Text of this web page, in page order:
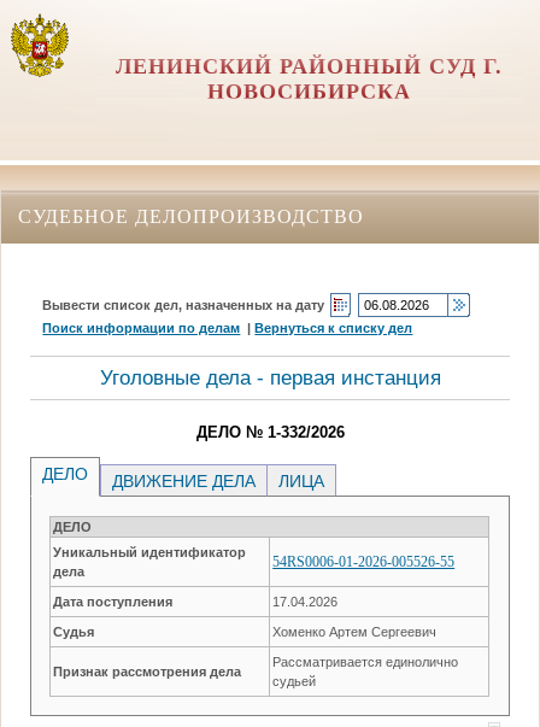
ЛЕНИНСКИЙ РАЙОННЫЙ СУД Г.
НОВОСИБИРСКА
СУДЕБНОЕ ДЕЛОПРОИЗВОДСТВО
Вывести список дел, назначенных на дату
Поиск информации по делам |Вернуться к списку дел
Уголовные дела - первая инстанция
ДЕЛО № 1-332/2026
ДЕЛО ДВИЖЕНИЕ ДЕЛА ЛИЦА
ДЕЛО
Уникальный идентификатор
дела
54RS0006-01-2026-005526-55
Дата поступления 17.04.2026
Судья Хоменко Артем Сергеевич
Признак рассмотрения дела
Рассматривается единолично
судьей